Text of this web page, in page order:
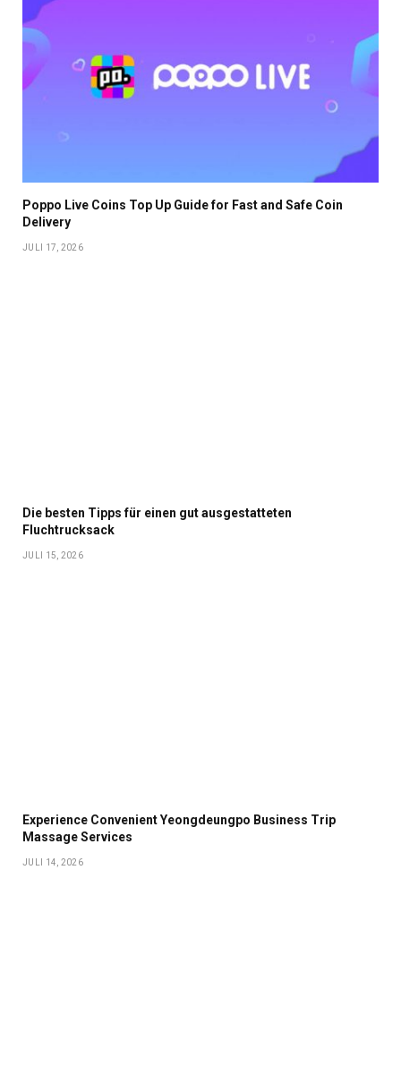
Poppo Live Coins Top Up Guide for Fast and Safe Coin
Delivery
JULI 17, 2026
Die besten Tipps für einen gut ausgestatteten
Fluchtrucksack
JULI 15, 2026
Experience Convenient Yeongdeungpo Business Trip
Massage Services
JULI 14, 2026